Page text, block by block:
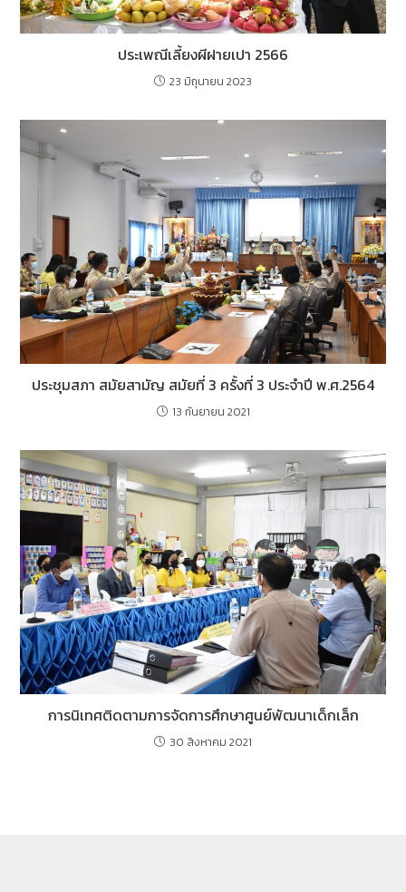
ประเพณีเลี้ยงผีฝายเปา 2566
23 มิถุนายน 2023
ประชุมสภา สมัยสามัญ สมัยที่ 3 ครั้งที่ 3 ประจำปี พ.ศ.2564
13 กันยายน 2021
การนิเทศติดตามการจัดการศึกษาศูนย์พัฒนาเด็กเล็ก
30 สิงหาคม 2021